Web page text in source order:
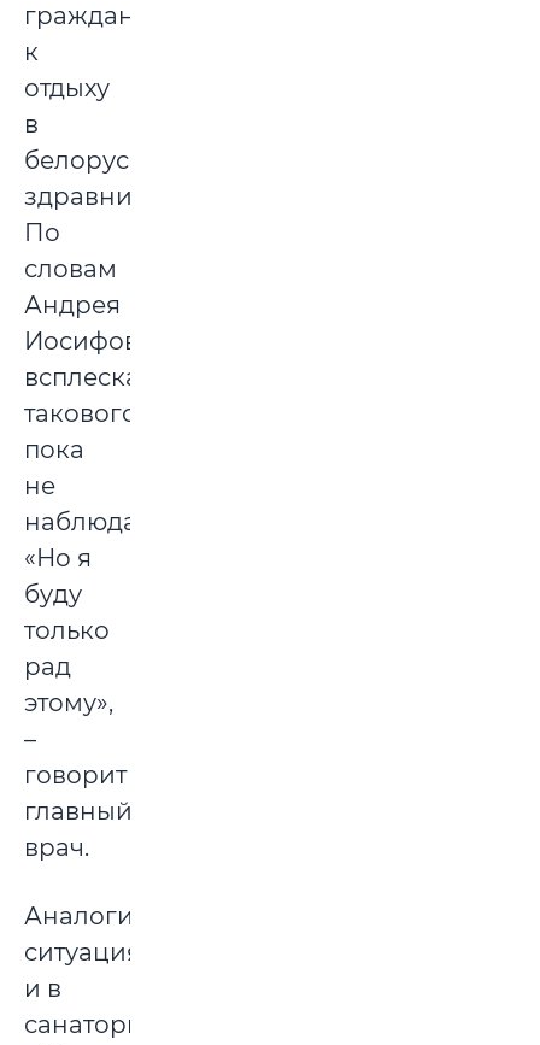
граждан
к
отдыху
в
белорусских
здравницах.
По
словам
Андрея
Иосифовича,
всплеска
такового
пока
не
наблюдается.
«Но я
буду
только
рад
этому»,
–
говорит
главный
врач.
Аналогичная
ситуация
и в
санатории